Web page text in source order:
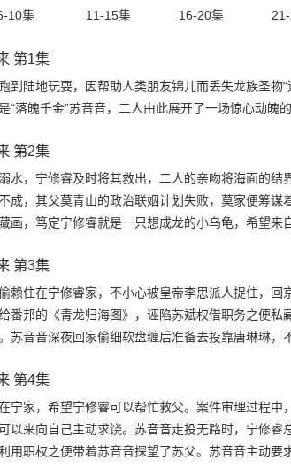
10集 11-15集 16-20集
第1集
到陆地玩耍，因帮助人类朋友锦儿而丢失龙族圣
“落魄千金”苏音音，二人由此展开了一场惊心动魄的
第2集
水，宁修睿及时将其救出，二人的亲吻将海面的
成，其父莫青山的政治联姻计划失败，莫家便筹
画，笃定宁修睿就是一只想成龙的小乌龟，希望来
第3集
赖住在宁修睿家，不小心被皇帝李思派人捉住，
番邦的《青龙归海图》，诬陷苏斌权借职务之便
苏音音深夜回家偷细软盘缠后准备去投靠唐琳琳，
第4集
宁家，希望宁修睿可以帮忙救父。案件审理过程
以来向自己主动求饶。苏音音走投无路时，宁修
用职权之便带着苏音音探望了苏父。苏音音主动要